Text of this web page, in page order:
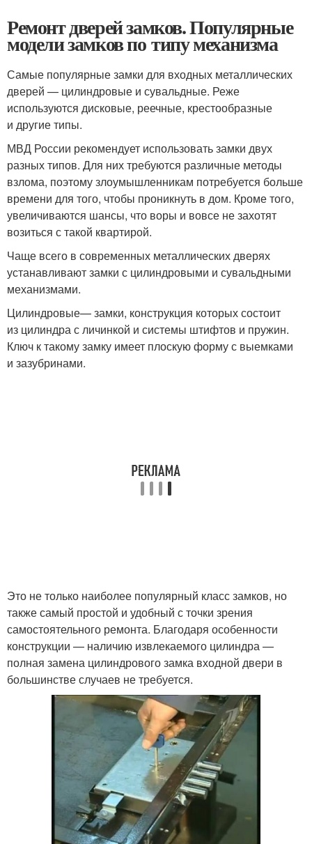
Ремонт дверей замков. Популярные
модели замков по типу механизма
Самые популярные замки для входных металлических
дверей — цилиндровые и сувальдные. Реже
используются дисковые, реечные, крестообразные
и другие типы.
МВД России рекомендует использовать замки двух
разных типов. Для них требуются различные методы
взлома, поэтому злоумышленникам потребуется больше
времени для того, чтобы проникнуть в дом. Кроме того,
увеличиваются шансы, что воры и вовсе не захотят
возиться с такой квартирой.
Чаще всего в современных металлических дверях
устанавливают замки с цилиндровыми и сувальдными
механизмами.
Цилиндровые— замки, конструкция которых состоит
из цилиндра с личинкой и системы штифтов и пружин.
Ключ к такому замку имеет плоскую форму с выемками
и зазубринами.
Это не только наиболее популярный класс замков, но
также самый простой и удобный с точки зрения
самостоятельного ремонта. Благодаря особенности
конструкции — наличию извлекаемого цилиндра —
полная замена цилиндрового замка входной двери в
большинстве случаев не требуется.